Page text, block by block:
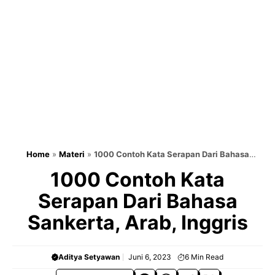
Home» Materi » 1000 Contoh Kata Serapan Dari Bahasa
1000 Contoh Kata
Serapan Dari Bahasa
Sankerta, Arab, Inggris
Aditya Setyawan Juni 6, 2023 6 Min Read